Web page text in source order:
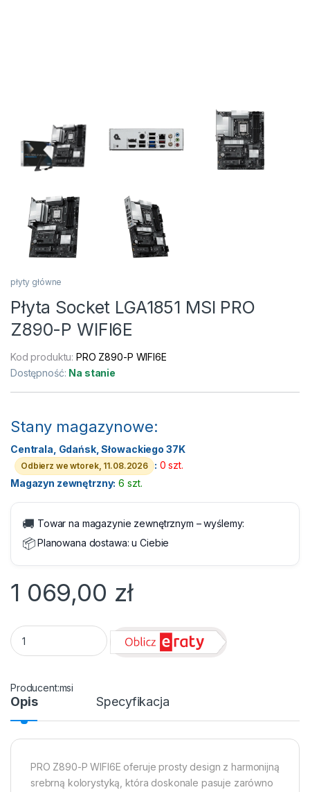
płyty główne
Płyta Socket LGA1851 MSI PRO
Z890-P WIFI6E
Kod produktu:PRO Z890-P WIFI6E
Dostępność: Na stanie
Stany magazynowe:
Centrala, Gdańsk, Słowackiego 37K
Odbierz we wtorek, 11.08.2026 : 0 szt.
Magazyn zewnętrzny: 6 szt.
🚚 Towar na magazynie zewnętrznym – wyślemy:
📦Planowana dostawa:u Ciebie
1 069,00 zł
Płyta Socket LGA1851 MSI PRO Z890-P WIFI6E quantity
msi
Opis Specyfikacja
PRO Z890-P WIFI6E oferuje prosty design z harmonijną
srebrną kolorystyką, która doskonale pasuje zarówno